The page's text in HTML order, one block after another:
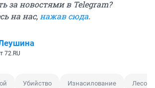
за новостями в Telegram?
на нас,нажав сюда.
72.RU
Убийство Изнасилование